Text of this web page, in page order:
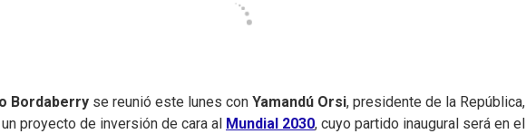
Bordaberry se reunió este lunes con Yamandú Orsi, presidente de la
proyecto de inversión de cara al Mundial 2030, cuyo partido inaugural será en